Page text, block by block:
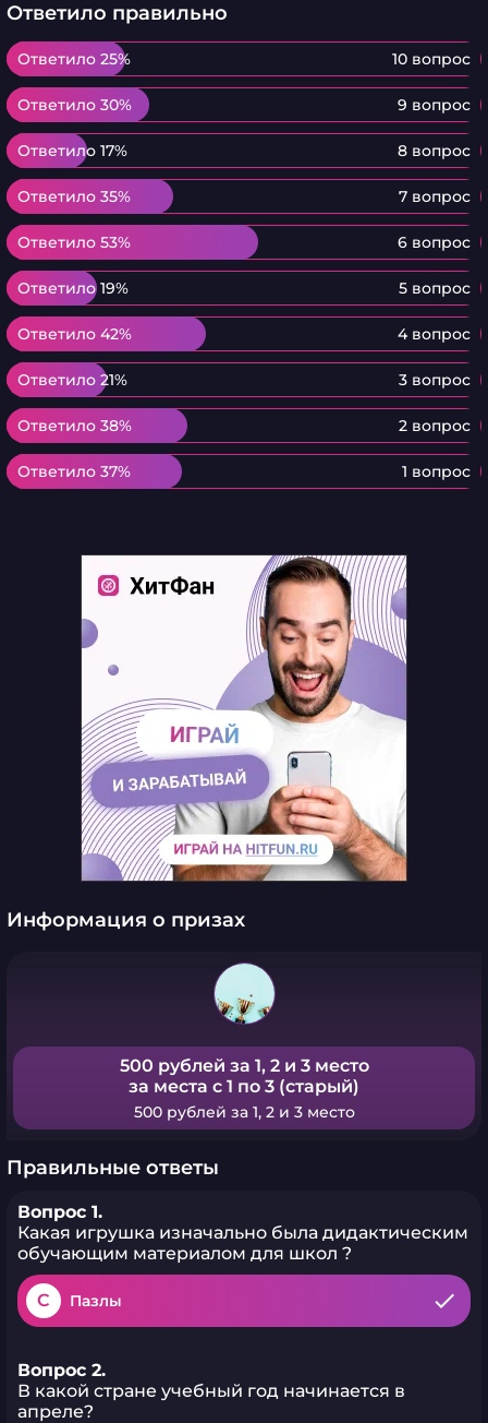
Ответило правильно
Ответило 25% 10 вопрос
Ответило 25%
Ответило 30% 9 вопрос
Ответило 30%
Ответило 17% 8 вопрос
Ответило 17%
Ответило 35% 7 вопрос
Ответило 35%
Ответило 53% 6 вопрос
Ответило 53%
Ответило 19% 5 вопрос
Ответило 19%
Ответило 42% 4 вопрос
Ответило 42%
Ответило 21% 3 вопрос
Ответило 21%
Ответило 38% 2 вопрос
Ответило 38%
Ответило 37% 1 вопрос
Ответило 37%
Информация о призах
500 рублей за 1, 2 и 3 место
за места с 1 по 3 (старый)
500 рублей за 1, 2 и 3 место
Правильные ответы
Вопрос 1.
Какая игрушка изначально была дидактическим
обучающим материалом для школ ?
C Пазлы
Вопрос 2.
В какой стране учебный год начинается в
апреле?